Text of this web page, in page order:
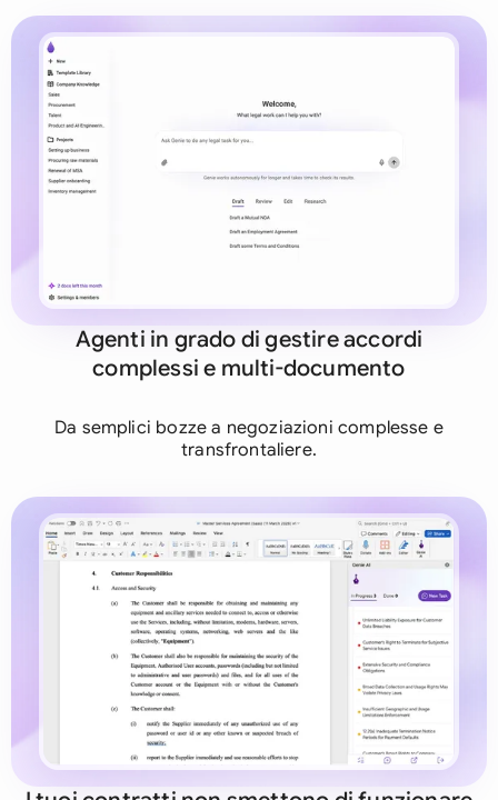
Agenti in grado di gestire accordi
complessi e multi-documento
Da semplici bozze a negoziazioni complesse e
transfrontaliere.